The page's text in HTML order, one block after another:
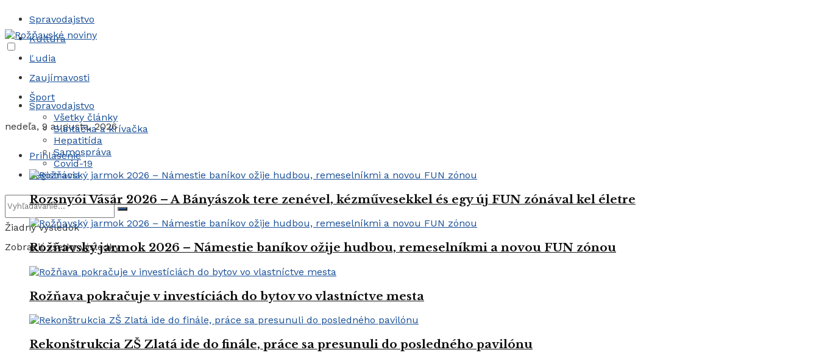
Spravodajstvo
Kultúra
Ľudia
Zaujímavosti
Šport
nedeľa, 9 augusta, 2026
Prihlásenie
Registrácia
Žiadny výsledok
Zobraziť všetky výsledky
Spravodajstvo
Všetky články
Slintačka a krívačka
Hepatitída
Samospráva
Covid-19
Rozsnyói Vásár 2026 – A Bányászok tere zenével, kézművesekkel és egy új FUN zónával kel életre
Rožňavský jarmok 2026 – Námestie baníkov ožije hudbou, remeselníkmi a novou FUN zónou
Rožňava pokračuje v investíciách do bytov vo vlastníctve mesta
Rekonštrukcia ZŠ Zlatá ide do finále, práce sa presunuli do posledného pavilónu